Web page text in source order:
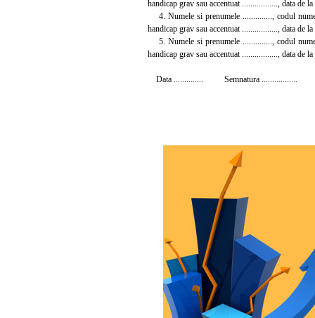
handicap grav sau accentuat ................., data de
4. Numele si prenumele .............., codul
handicap grav sau accentuat ................., data de
5. Numele si prenumele .............., codul
handicap grav sau accentuat ................., data de
Data .............. Semnatura .................